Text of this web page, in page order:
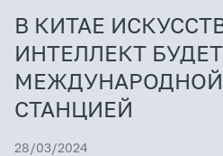
В КИТАЕ
ИНТЕЛЛЕКТ
СТАНЦИЕЙ
28/03/2024